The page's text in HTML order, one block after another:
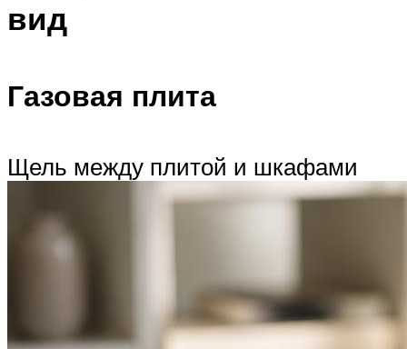
вид
Газовая плита
Щель между плитой и шкафами